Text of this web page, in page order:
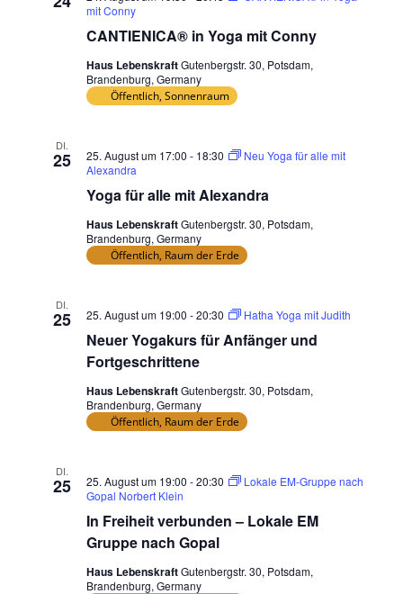
CANTIENICA® in Yoga mit Conny
mit Conny
Haus LebenskraftGutenbergstr. 30, Potsdam,
Brandenburg, Germany
Öffentlich, Sonnenraum
DI.
25
Yoga für alle mit Alexandra
25. August um 17:00 - 18:30
Neu Yoga für alle mit
Alexandra
Haus LebenskraftGutenbergstr. 30, Potsdam,
Brandenburg, Germany
Öffentlich, Raum der Erde
DI.
25
Neuer Yogakurs für Anfänger und
Fortgeschrittene
25. August um 19:00 -20:30 Hatha Yoga mit Judith
Haus LebenskraftGutenbergstr. 30, Potsdam,
Brandenburg, Germany
Öffentlich, Raum der Erde
DI.
25
In Freiheit verbunden – Lokale EM
Gruppe nach Gopal
25. August um 19:00 -20:30
Lokale EM-Gruppe nach
Gopal Norbert Klein
Haus LebenskraftGutenbergstr. 30, Potsdam,
Brandenburg, Germany